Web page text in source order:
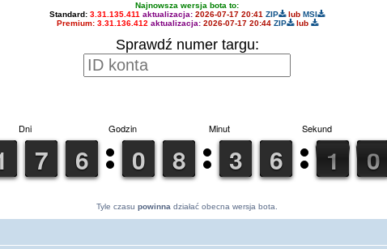
Najnowsza wersja bota to:
Standard: 3.31.135.411 aktualizacja: 2026-07-17 20:41 ZIP lub MSI
Premium: 3.31.136.412 aktualizacja: 2026-07-17 20:44 ZIP lub
Sprawdź numer targu:
Tyle czasu powinna działać obecna wersja bota.